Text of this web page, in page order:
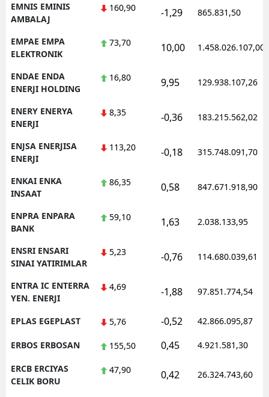
EMNIS EMINIS
AMBALAJ
160,90 -1,29 865.831,50
EMPAE EMPA
ELEKTRONIK
73,70 10,00 1.458.026.107,00
ENDAE ENDA
ENERJI HOLDING
16,80 9,95 129.938.107,26
ENERY ENERYA
ENERJI
8,35 -0,36 183.215.562,02
ENJSA ENERJISA
ENERJI
113,20 -0,18 315.748.091,70
ENKAI ENKA
INSAAT
86,35 0,58 847.671.918,90
ENPRA ENPARA
BANK
59,10 1,63 2.038.133,95
ENSRI ENSARI
SINAI YATIRIMLAR
5,23 -0,76 114.680.039,61
ENTRA IC ENTERRA
YEN. ENERJI
4,69 -1,88 97.851.774,54
EPLAS EGEPLAST 5,76 -0,52 42.866.095,87
ERBOS ERBOSAN 155,50 0,45 4.921.581,30
ERCB ERCIYAS
CELIK BORU
47,90 0,42 26.324.743,60